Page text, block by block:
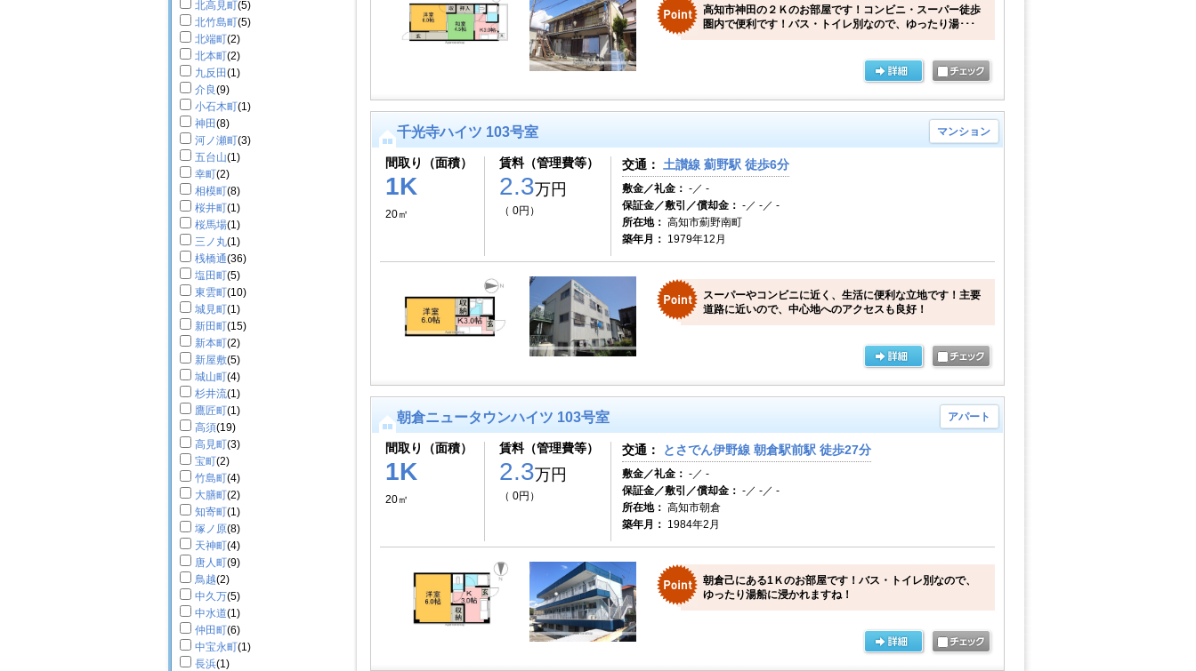
北高見町(5)
北竹島町(5)
北端町(2)
北本町(2)
九反田(1)
介良(9)
小石木町(1)
神田(8)
河ノ瀬町(3)
五台山(1)
幸町(2)
相模町(8)
桜井町(1)
桜馬場(1)
三ノ丸(1)
桟橋通(36)
塩田町(5)
東雲町(10)
城見町(1)
新田町(15)
新本町(2)
新屋敷(5)
城山町(4)
杉井流(1)
鷹匠町(1)
高須(19)
高見町(3)
宝町(2)
竹島町(4)
大膳町(2)
知寄町(1)
塚ノ原(8)
天神町(4)
唐人町(9)
鳥越(2)
中久万(5)
中水道(1)
仲田町(6)
中宝永町(1)
長浜(1)
高知市神田の２Ｋのお部屋です！コンビニ・スーパー徒歩
圏内で便利です！バス・トイレ別なので、ゆったり湯･･･
千光寺ハイツ 103号室 マンション
間取り（面積）
1K
20㎡
賃料（管理費等）
2.3万円
（ 0円）
交通： 土讃線 薊野駅 徒歩6分
敷金／礼金： -／ -
保証金／敷引／償却金： -／ -／ -
所在地： 高知市薊野南町
築年月： 1979年12月
スーパーやコンビニに近く、生活に便利な立地です！主要
道路に近いので、中心地へのアクセスも良好！
朝倉ニュータウンハイツ 103号室 アパート
間取り（面積）
1K
20㎡
賃料（管理費等）
2.3万円
（ 0円）
交通： とさでん伊野線 朝倉駅前駅 徒歩27分
敷金／礼金： -／ -
保証金／敷引／償却金： -／ -／ -
所在地： 高知市朝倉
築年月： 1984年2月
朝倉己にある1Ｋのお部屋です！バス・トイレ別なので、
ゆったり湯船に浸かれますね！